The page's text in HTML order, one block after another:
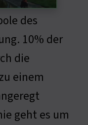
des
10% der
die
einem
geht es um